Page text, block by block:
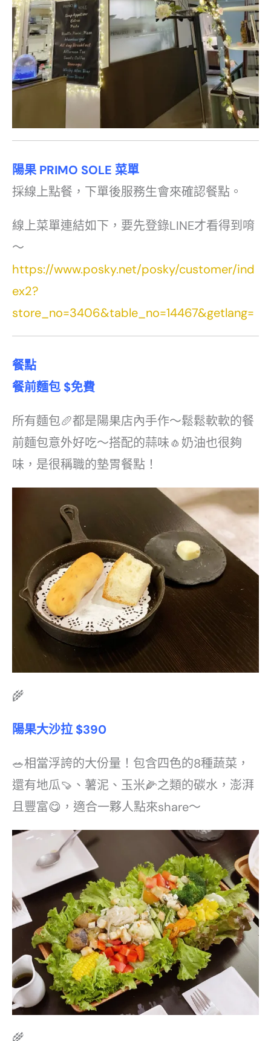
陽果 PRIMO SOLE 菜單
採線上點餐，下單後服務生會來確認餐點。
線上菜單連結如下，要先登錄LINE才看得到唷
～
https://www.posky.net/posky/customer/ind
ex2?
store_no=3406&table_no=14467&getlang=
餐點
餐前麵包 $免費
所有麵包🥖都是陽果店內手作～鬆鬆軟軟的餐
前麵包意外好吃～搭配的蒜味🧄奶油也很夠
味，是很稱職的墊胃餐點！
🌾
陽果大沙拉$390
🥗相當浮誇的大份量！包含四色的8種蔬菜，
還有地瓜🍠、薯泥、玉米🌽之類的碳水，澎湃
且豐富😋，適合一夥人點來share～